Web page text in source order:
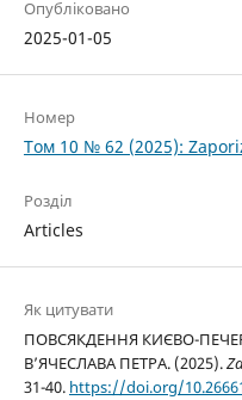
Опубліковано
2025-01-05
Номер
Том 10 № 62 (2025):
Розділ
Articles
Як цитувати
ПОВСЯКДЕННЯ КИЄВО-
В’ЯЧЕСЛАВА ПЕТРА. (2025).
31-40. https://doi.org/